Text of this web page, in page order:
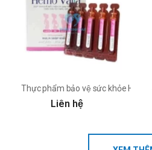
Thực phẩm bảo vệ sức khỏe
Liên hệ